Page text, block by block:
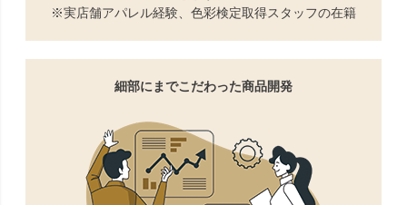
※実店舗アパレル経験、色彩検定取得スタッフの在籍
細部にまでこだわった商品開発